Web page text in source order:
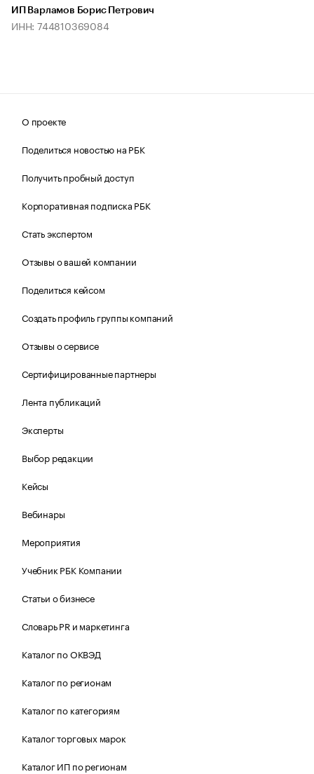
ИП Варламов Борис Петрович
ИНН: 744810369084
О проекте
Поделиться новостью на РБК
Получить пробный доступ
Корпоративная подписка РБК
Стать экспертом
Отзывы о вашей компании
Поделиться кейсом
Создать профиль группы компаний
Отзывы о сервисе
Сертифицированные партнеры
Лента публикаций
Эксперты
Выбор редакции
Кейсы
Вебинары
Мероприятия
Учебник РБК Компании
Статьи о бизнесе
Словарь PR и маркетинга
Каталог по ОКВЭД
Каталог по регионам
Каталог по категориям
Каталог торговых марок
Каталог ИП по регионам